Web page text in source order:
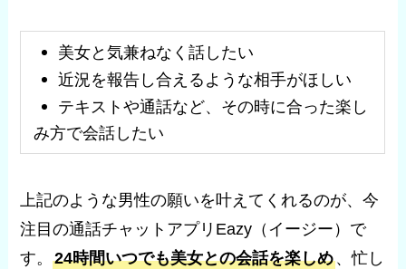
美女と気兼ねなく話したい
近況を報告し合えるような相手がほしい
テキストや通話など、その時に合った楽し
み方で会話したい
上記のような男性の願いを叶えてくれるのが、今
注目の通話チャットアプリEazy（イージー）で
す。24時間いつでも美女との会話を楽しめ、忙し